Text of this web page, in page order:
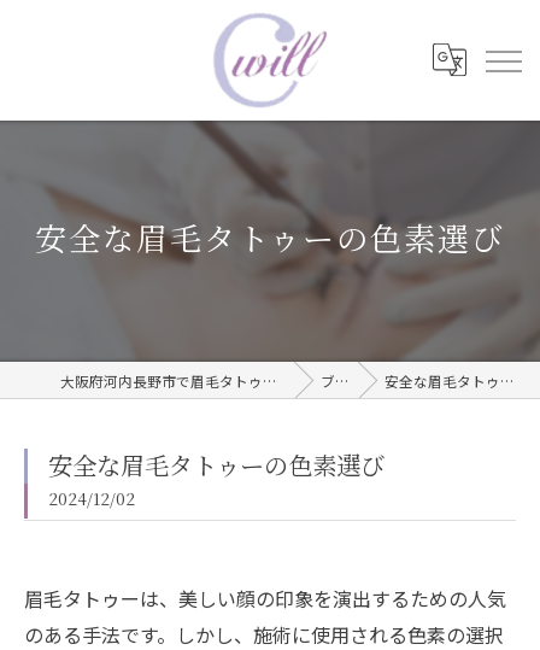
安全な眉毛タトゥーの色素選び
大阪府河内長野市で眉毛タトゥーならwill care サロン ブログ 安全な眉毛タトゥーの色素選び
安全な眉毛タトゥーの色素選び
2024/12/02
眉毛タトゥーは、美しい顔の印象を演出するための人気
のある手法です。しかし、施術に使用される色素の選択